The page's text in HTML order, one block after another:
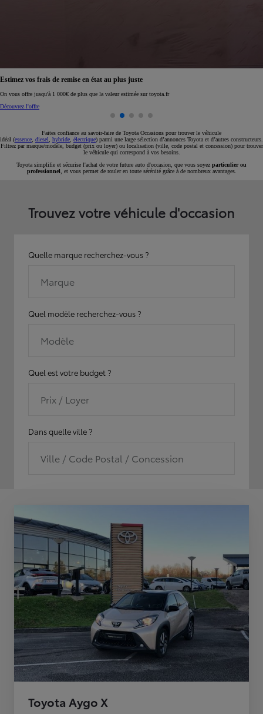
Réservez en ligne votre occasion pour 1€ seulement
Réservez en ligne
Faites confiance au savoir-faire de Toyota Occasions pour trouver le véhicule
idéal (essence diesel hybride électrique) parmi une large sélection d’annonces Toyota et d’autres constructeurs.
Filtrez par marque/modèle, budget (prix ou loyer) ou localisation (ville, code postal et concession) pour trouver
le véhicule qui correspond à vos besoins.
Toyota simplifie et sécurise l'achat de votre future auto d'occasion, que vous soyez particulier ou
professionnel , et vous permet de rouler en toute sérénité grâce à de nombreux avantages.
Trouvez votre véhicule d'occasion
Quelle marque recherchez-vous ?
Marque
Quel modèle recherchez-vous ?
Modèle
Quel est votre budget ?
Prix / Loyer
Dans quelle ville ?
Ville / Code Postal / Concession
Toyota Aygo X